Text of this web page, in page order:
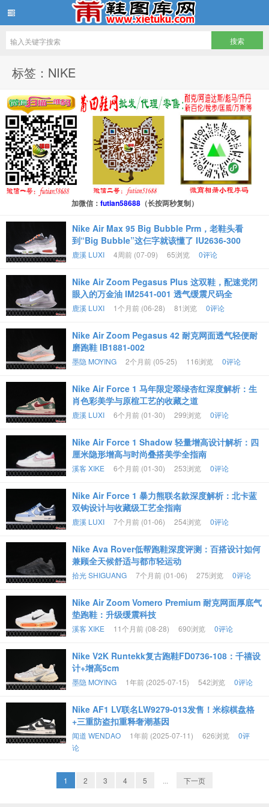
标签：NIKE
加微信： futian58688（长按两秒复制）
Nike Air Max 95 Big Bubble Prm，老鞋头看
到“Big Bubble”这仨字就该懂了 IU2636-300
鹿溪 LUXI 4周前 (07-09) 65浏览 0评论
Nike Air Zoom Pegasus Plus 这双鞋，配速党闭
眼入的万金油 IM2541-001 透气缓震尺码全
鹿溪 LUXI 1个月前 (06-28) 81浏览 0评论
Nike Air Zoom Pegasus 42 耐克网面透气轻便耐
磨跑鞋 IB1881-002
墨隐 MOYING 2个月前 (05-25) 116浏览 0评论
Nike Air Force 1 马年限定翠绿杏红深度解析：生
肖色彩美学与原楦工艺的收藏之道
鹿溪 LUXI 6个月前 (01-30) 299浏览 0评论
Nike Air Force 1 Shadow 轻量增高设计解析：四
厘米隐形增高与时尚叠搭美学全指南
溪客 XIKE 6个月前 (01-30) 253浏览 0评论
Nike Air Force 1 暴力熊联名款深度解析：北卡蓝
双钩设计与收藏级工艺全指南
鹿溪 LUXI 7个月前 (01-06) 254浏览 0评论
Nike Ava Rover低帮跑鞋深度评测：百搭设计如何
兼顾全天候舒适与都市轻运动
拾光 SHIGUANG 7个月前 (01-06) 275浏览 0评论
Nike Air Zoom Vomero Premium 耐克网面厚底气
垫跑鞋：升级缓震科技
溪客 XIKE 11个月前 (08-28) 690浏览 0评论
Nike V2K Runtekk复古跑鞋FD0736-108：千禧设
计+增高5cm
墨隐 MOYING 1年前 (2025-07-15) 542浏览 0评论
Nike AF1 LV联名LW9279-013发售！米棕棋盘格
+三重防盗扣重释奢潮基因
闻道 WENDAO 1年前 (2025-07-11) 626浏览
0评
论
1 2 3 4 5 下一页